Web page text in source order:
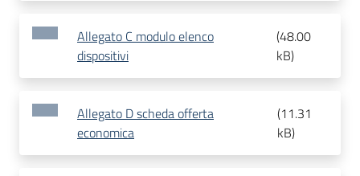
Allegato C modulo elenco
dispositivi
(48.00
kB)
Allegato D scheda offerta
economica
(11.31
kB)